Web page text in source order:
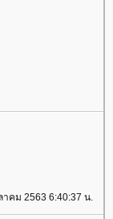
าคม 2563 6:40:37 น.